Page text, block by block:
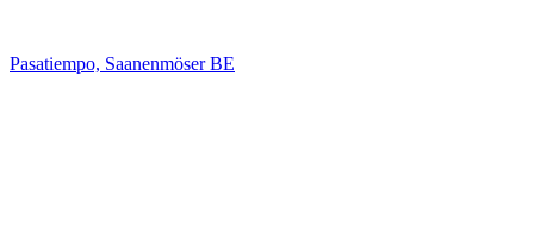
Pasatiempo, Saanenmöser BE